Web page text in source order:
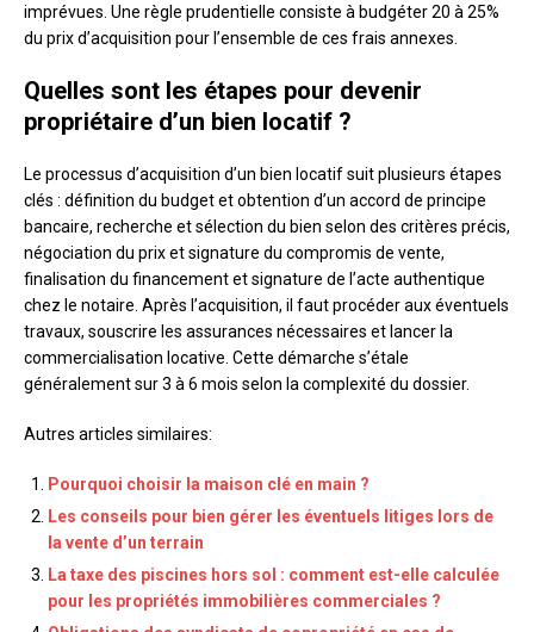
imprévues. Une règle prudentielle consiste à budgéter 20 à 25%
du prix d’acquisition pour l’ensemble de ces frais annexes.
Quelles sont les étapes pour devenir
propriétaire d’un bien locatif ?
Le processus d’acquisition d’un bien locatif suit plusieurs étapes
clés : définition du budget et obtention d’un accord de principe
bancaire, recherche et sélection du bien selon des critères précis,
négociation du prix et signature du compromis de vente,
finalisation du financement et signature de l’acte authentique
chez le notaire. Après l’acquisition, il faut procéder aux éventuels
travaux, souscrire les assurances nécessaires et lancer la
commercialisation locative. Cette démarche s’étale
généralement sur 3 à 6 mois selon la complexité du dossier.
Autres articles similaires:
Pourquoi choisir la maison clé en main ?
Les conseils pour bien gérer les éventuels litiges lors de
la vente d’un terrain
La taxe des piscines hors sol : comment est-elle calculée
pour les propriétés immobilières commerciales ?